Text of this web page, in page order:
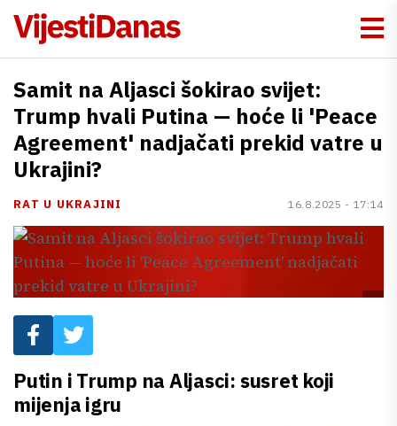
Samit na Aljasci šokirao svijet:
Trump hvali Putina — hoće li 'Peace
Agreement' nadjačati prekid vatre u
Ukrajini?
RAT U UKRAJINI 16.8.2025 - 17:14
Putin i Trump na Aljasci: susret koji
mijenja igru